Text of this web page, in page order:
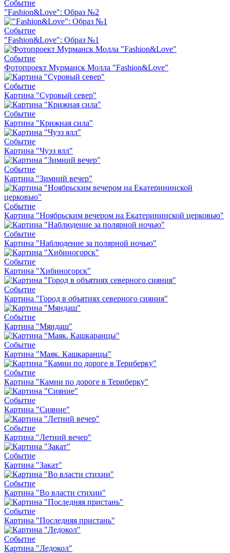
Событие
"Fashion&Love": Образ №2
Событие
"Fashion&Love": Образ №1
Событие
Фотопроект Мурманск Молла "Fashion&Love"
Событие
Картина "Суровый север"
Событие
Картина "Крижная сила"
Событие
Картина "Чуэз ялл"
Событие
Картина "Зимний вечер"
Событие
Картина "Ноябрьским вечером на Екатерининской церковью"
Событие
Картина "Наблюдение за полярной ночью"
Событие
Картина "Хибиногорск"
Событие
Картина "Город в объятиях северного сияния"
Событие
Картина "Мяндаш"
Событие
Картина "Маяк. Кашкаранцы"
Событие
Картина "Камни по дороге в Териберку"
Событие
Картина "Сияние"
Событие
Картина "Летний вечер"
Событие
Картина "Закат"
Событие
Картина "Во власти стихии"
Событие
Картина "Последняя пристань"
Событие
Картина "Ледокол"